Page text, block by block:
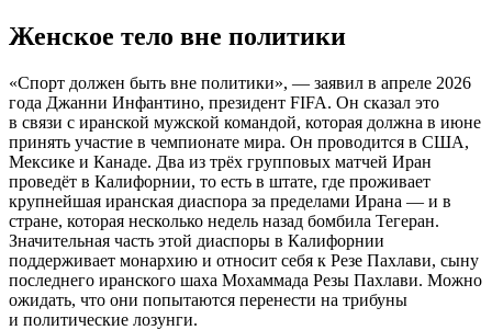
Женское тело вне политики
«Спорт должен быть вне политики», — заявил в апреле 2026
года Джанни Инфантино, президент FIFA. Он сказал это
в связи с иранской мужской командой, которая должна в июне
принять участие в чемпионате мира. Он проводится в США,
Мексике и Канаде. Два из трёх групповых матчей Иран
проведёт в Калифорнии, то есть в штате, где проживает
крупнейшая иранская диаспора за пределами Ирана — и в
стране, которая несколько недель назад бомбила Тегеран.
Значительная часть этой диаспоры в Калифорнии
поддерживает монархию и относит себя к Резе Пахлави, сыну
последнего иранского шаха Мохаммада Резы Пахлави. Можно
ожидать, что они попытаются перенести на трибуны
и политические лозунги.